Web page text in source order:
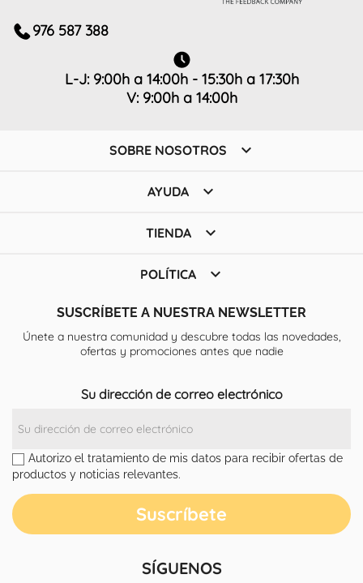
976 587 388
L-J: 9:00h a 14:00h - 15:30h a 17:30h
V: 9:00h a 14:00h
SOBRE NOSOTROS 
AYUDA 
TIENDA 
POLÍTICA 
SUSCRÍBETE A NUESTRA NEWSLETTER
Únete a nuestra comunidad y descubre todas las novedades,
ofertas y promociones antes que nadie
Su dirección de correo electrónico
Autorizo el tratamiento de mis datos para recibir ofertas de
productos y noticias relevantes.
SÍGUENOS